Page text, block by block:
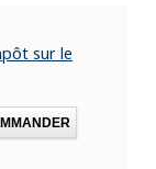
sur le